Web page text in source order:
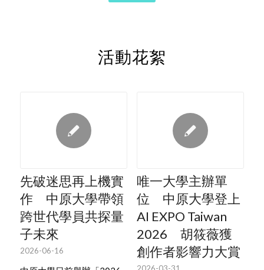
活動花絮
先破迷思再上機實
作 中原大學帶領
跨世代學員共探量
子未來
2026-06-16
唯一大學主辦單
位 中原大學登上
AI EXPO Taiwan
2026 胡筱薇獲
創作者影響力大賞
2026-03-31